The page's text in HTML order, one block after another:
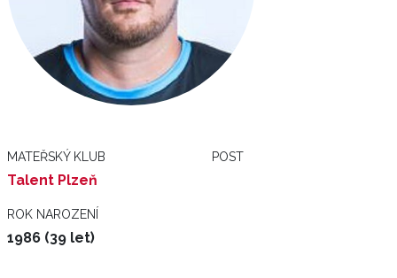
MATEŘSKÝ KLUB
Talent Plzeň
POST
ROK NAROZENÍ
1986 (39 let)